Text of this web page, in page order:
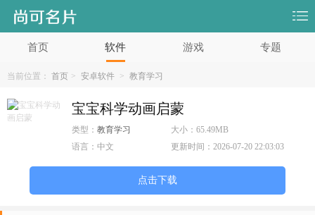
首页 软件 游戏 专题
当前位置： 首页 > 安卓软件 > 教育学习
宝宝科学动画启蒙
类型： 教育学习 大小：65.49MB
语言： 中文 更新时间：2026-07-20 22:03:03
点击下载